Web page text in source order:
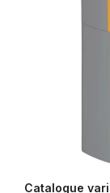
Catalogue